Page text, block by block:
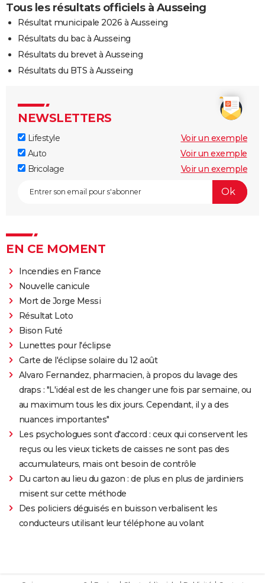
Tous les résultats officiels à Ausseing
Résultat municipale 2026 à Ausseing
Résultats du bac à Ausseing
Résultats du brevet à Ausseing
Résultats du BTS à Ausseing
NEWSLETTERS
Lifestyle
Voir un exemple
Auto
Voir un exemple
Bricolage
Voir un exemple
EN CE MOMENT
Incendies en France
Nouvelle canicule
Mort de Jorge Messi
Résultat Loto
Bison Futé
Lunettes pour l'éclipse
Carte de l'éclipse solaire du 12 août
Alvaro Fernandez, pharmacien, à propos du lavage des
draps : "L'idéal est de les changer une fois par semaine, ou
au maximum tous les dix jours. Cependant, il y a des
nuances importantes"
Les psychologues sont d'accord : ceux qui conservent les
reçus ou les vieux tickets de caisses ne sont pas des
accumulateurs, mais ont besoin de contrôle
Du carton au lieu du gazon : de plus en plus de jardiniers
misent sur cette méthode
Des policiers déguisés en buisson verbalisent les
conducteurs utilisant leur téléphone au volant